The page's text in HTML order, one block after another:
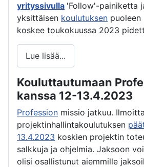
yrityssivulla 'Follow'-painiketta
yksittäisen koulutuksen puoleen
koskee toukokuussa 2023
Lue lisää...
Kouluttautumaan
kanssa 12-13.4.2023
Profession missio jatkuu.
projektinhallintakoulutuksen
13.4.2023 koskien projektin
salkkuja ja ohjelmia. Jaksoon
olisi osallistunut aiemmille